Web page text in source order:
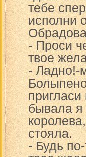
тебе
исполни
- Проси
твое
- Ладно!-
бывала я
стояла.
- Будь